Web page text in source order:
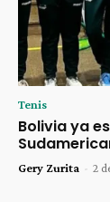
Tenis
Bolivia ya
Gery Zurita - 2